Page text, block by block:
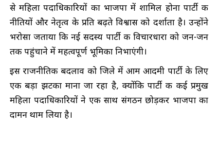
से महिला पदाधिकारियों का भाजपा में शामिल होना पार्टी की
नीतियों और नेतृत्व के प्रति बढ़ते विश्वास को दर्शाता है। उन्होंने
भरोसा जताया कि नई सदस्य पार्टी की विचारधारा को जन-जन
तक पहुंचाने में महत्वपूर्ण भूमिका निभाएंगी।
इस राजनीतिक बदलाव को जिले में आम आदमी पार्टी के लिए
एक बड़ा झटका माना जा रहा है, क्योंकि पार्टी की कई प्रमुख
महिला पदाधिकारियों ने एक साथ संगठन छोड़कर भाजपा का
दामन थाम लिया है।